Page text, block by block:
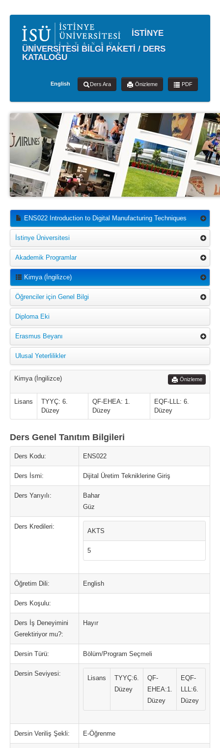
İSTİNYE
ÜNİVERSİTESİ BİLGİ PAKETİ / DERS
KATALOĞU
English Ders Ara Önizleme PDF
ENS022 Introduction to Digital Manufacturing Techniques
İstinye Üniversitesi
Akademik Programlar
Kimya (İngilizce)
Öğrenciler için Genel Bilgi
Diploma Eki
Erasmus Beyanı
Ulusal Yeterlilikler
Kimya (İngilizce) Önizleme
Lisans
TYYÇ: 6.
Düzey
QF-EHEA: 1.
Düzey
EQF-LLL: 6.
Düzey
Ders Genel Tanıtım Bilgileri
Ders Kodu: ENS022
Ders İsmi: Dijital Üretim Tekniklerine Giriş
Ders Yarıyılı:
Bahar
Güz
Ders Kredileri:
AKTS
5
Öğretim Dili: English
Ders Koşulu:
Ders İş Deneyimini
Gerektiriyor mu?:
Hayır
Dersin Türü: Bölüm/Program Seçmeli
Dersin Seviyesi:
Lisans
TYYÇ:6.
Düzey
QF-
EHEA:1.
Düzey
EQF-
LLL:6.
Düzey
Dersin Veriliş Şekli: E-Öğrenme